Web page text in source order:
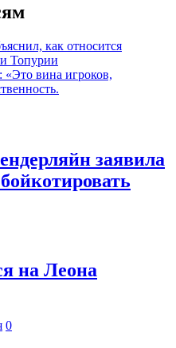
как относится
Топурии
вина игроков,
заявила
на Леона
0